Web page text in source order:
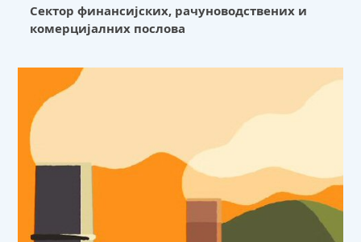
Сектор финансијских, рачуноводствених и
комерцијалних послова